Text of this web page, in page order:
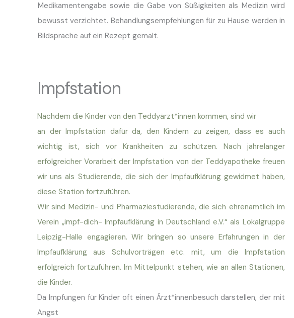
Medikamentengabe sowie die Gabe von Süßigkeiten als Medizin wird
bewusst verzichtet. Behandlungsempfehlungen für zu Hause werden in
Bildsprache auf ein Rezept gemalt.
Impfstation
Nachdem die Kinder von den Teddyärzt*innen kommen, sind wir
an der Impfstation dafür da, den Kindern zu zeigen, dass es auch
wichtig ist, sich vor Krankheiten zu schützen. Nach jahrelanger
erfolgreicher Vorarbeit der Impfstation von der Teddyapotheke freuen
wir uns als Studierende, die sich der Impfaufklärung gewidmet haben,
diese Station fortzuführen.
Wir sind Medizin- und Pharmaziestudierende, die sich ehrenamtlich im
Verein „impf-dich- Impfaufklärung in Deutschland e.V.“ als Lokalgruppe
Leipzig-Halle engagieren. Wir bringen so unsere Erfahrungen in der
Impfaufklärung aus Schulvorträgen etc. mit, um die Impfstation
erfolgreich fortzuführen.Im Mittelpunkt stehen, wie an allen Stationen,
die Kinder.
Da Impfungen für Kinder oft einen Ärzt*innenbesuch darstellen, der mit
Angst